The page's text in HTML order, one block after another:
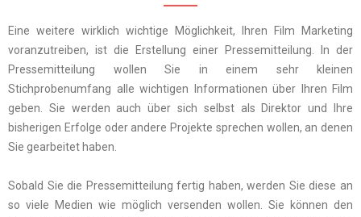
Eine weitere wirklich wichtige Möglichkeit, Ihren Film Marketing
voranzutreiben, ist die Erstellung einer Pressemitteilung. In der
Pressemitteilung wollen Sie in einem sehr kleinen
Stichprobenumfang alle wichtigen Informationen über Ihren Film
geben. Sie werden auch über sich selbst als Direktor und Ihre
bisherigen Erfolge oder andere Projekte sprechen wollen, an denen
Sie gearbeitet haben.
Sobald Sie die Pressemitteilung fertig haben, werden Sie diese an
so viele Medien wie möglich versenden wollen. Sie können den